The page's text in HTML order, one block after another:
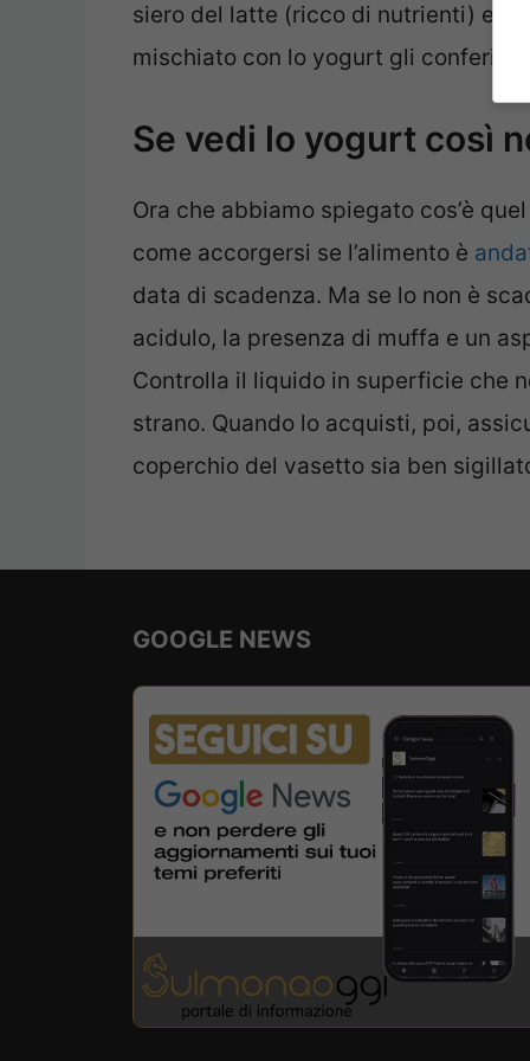
siero del latte (ricco di nutrienti) e
mischiato con lo yogurt gli conferirà
Se vedi lo yogurt così
Ora che abbiamo spiegato cos’è
come accorgersi se l’alimento è
data di scadenza. Ma se lo non è
acidulo, la presenza di muffa e un
Controlla il liquido in superficie che
strano. Quando lo acquisti, poi,
coperchio del vasetto sia ben
GOOGLE NEWS